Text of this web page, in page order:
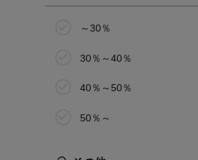
～30％
30％～40％
40％～50％
50％～